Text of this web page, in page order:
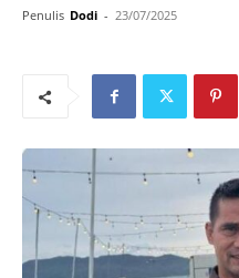
Penulis Dodi - 23/07/2025